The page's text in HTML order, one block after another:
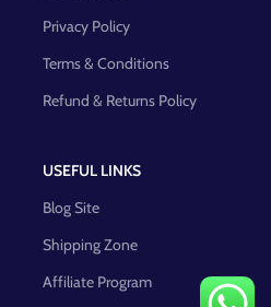
Privacy Policy
Terms & Conditions
Refund & Returns Policy
USEFUL LINKS
Blog Site
Shipping Zone
Affiliate Program